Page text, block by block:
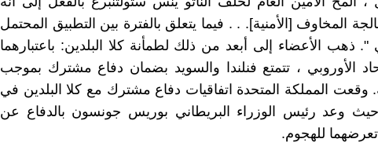
المخاوف [الأمنية]. . . فيما يتعلق بالفترة بين التطبيق المحتمل
". ذهب الأعضاء إلى أبعد من ذلك لطمأنة كلا البلدين: باعتبارهما
الأوروبي ، تتمتع فنلندا والسويد بضمان دفاع مشترك بموجب
وقعت المملكة المتحدة اتفاقيات دفاع مشترك مع كلا البلدين في
، حيث وعد رئيس الوزراء البريطاني بوريس جونسون بالدفاع عن
تعرضهما للهجوم.